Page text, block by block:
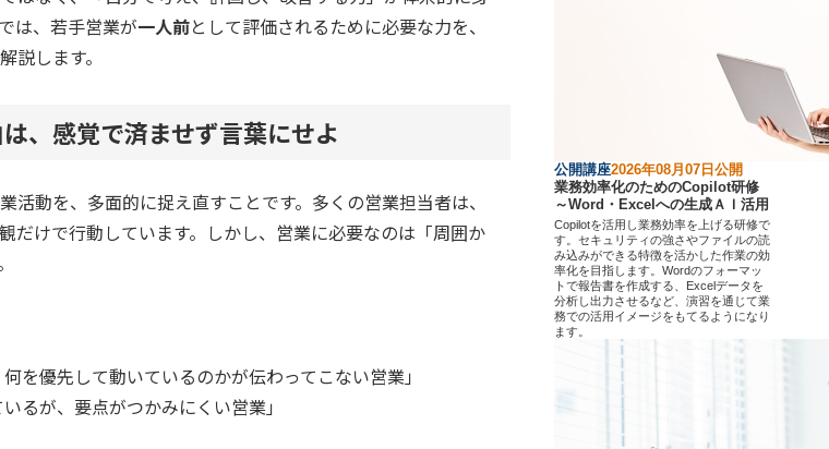
は、若手営業が一人前として評価されるために必要な力を、
説します。
、感覚で済ませず言葉にせよ
活動を、多面的に捉え直すことです。多くの営業担当者は、
だけで行動しています。しかし、営業に必要なのは「周囲か
を優先して動いているのかが伝わってこない営業」
るが、要点がつかみにくい営業」
公開講座2026年08月07日公開
業務効率化のためのCopilot研修
～Word・Excelへの生成ＡＩ活用
Copilotを活用し業務効率を上げる研修で
す。セキュリティの強さやファイルの読
み込みができる特徴を活かした作業の効
率化を目指します。Wordのフォーマッ
トで報告書を作成する、Excelデータを
分析し出力させるなど、演習を通じて業
務での活用イメージをもてるようになり
ます。